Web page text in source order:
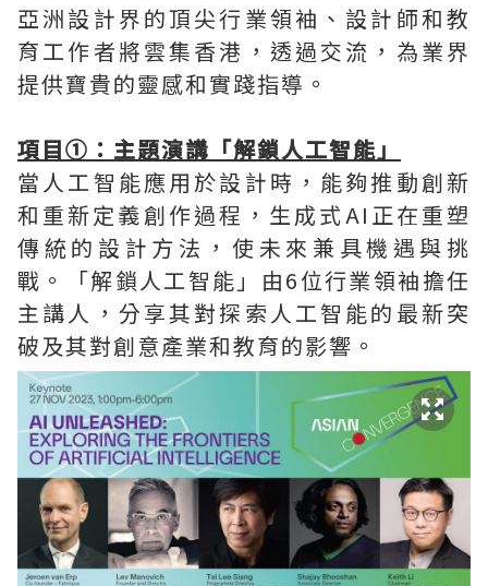
亞洲設計界的頂尖行業領袖、設計師和教
育工作者將雲集香港，透過交流，為業界
提供寶貴的靈感和實踐指導。
項目①：主題演講「解鎖人工智能」
當人工智能應用於設計時，能夠推動創新
和重新定義創作過程，生成式AI正在重塑
傳統的設計方法，使未來兼具機遇與挑
戰。「解鎖人工智能」由6位行業領袖擔任
主講人，分享其對探索人工智能的最新突
破及其對創意產業和教育的影響。